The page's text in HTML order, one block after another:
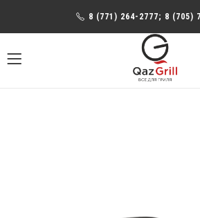
8 (771) 264-2777; 8 (705)